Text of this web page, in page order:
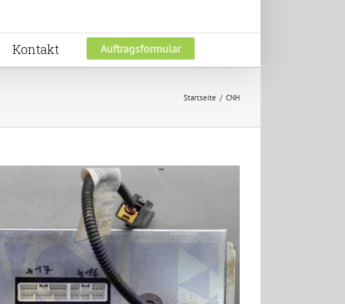
Kontakt Auftragsformular
Startseite CNH